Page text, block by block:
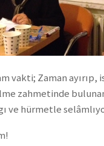
vakti; Zaman ayırıp,
zahmetinde
ve hürmetle